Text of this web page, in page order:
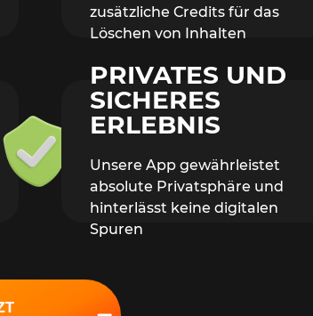
zusätzliche Credits für das
Löschen von Inhalten
PRIVATES UND
SICHERES
ERLEBNIS
Unsere App gewährleistet
absolute Privatsphäre und
hinterlässt keine digitalen
Spuren